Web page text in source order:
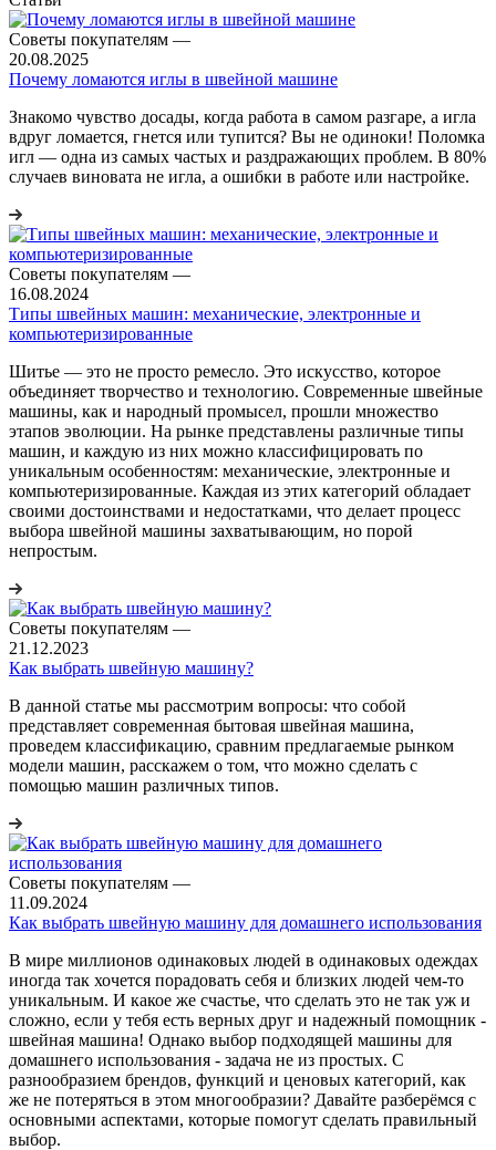
Советы покупателям —
20.08.2025
Почему ломаются иглы в швейной машине
Знакомо чувство досады, когда работа в самом разгаре, а игла
вдруг ломается, гнется или тупится? Вы не одиноки! Поломка
игл — одна из самых частых и раздражающих проблем. В 80%
случаев виновата не игла, а ошибки в работе или настройке.
Советы покупателям —
16.08.2024
Типы швейных машин: механические, электронные и
компьютеризированные
Шитье — это не просто ремесло. Это искусство, которое
объединяет творчество и технологию. Современные швейные
машины, как и народный промысел, прошли множество
этапов эволюции. На рынке представлены различные типы
машин, и каждую из них можно классифицировать по
уникальным особенностям: механические, электронные и
компьютеризированные. Каждая из этих категорий обладает
своими достоинствами и недостатками, что делает процесс
выбора швейной машины захватывающим, но порой
непростым.
Советы покупателям —
21.12.2023
Как выбрать швейную машину?
В данной статье мы рассмотрим вопросы: что собой
представляет современная бытовая швейная машина,
проведем классификацию, сравним предлагаемые рынком
модели машин, расскажем о том, что можно сделать с
помощью машин различных типов.
Советы покупателям —
11.09.2024
Как выбрать швейную машину для домашнего использования
В мире миллионов одинаковых людей в одинаковых одеждах
иногда так хочется порадовать себя и близких людей чем-то
уникальным. И какое же счастье, что сделать это не так уж и
сложно, если у тебя есть верных друг и надежный помощник -
швейная машина! Однако выбор подходящей машины для
домашнего использования - задача не из простых. С
разнообразием брендов, функций и ценовых категорий, как
же не потеряться в этом многообразии? Давайте разберёмся с
основными аспектами, которые помогут сделать правильный
выбор.